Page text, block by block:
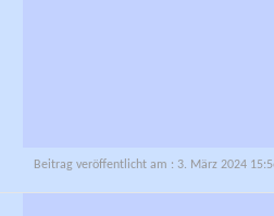
Beitrag veröffentlicht am : 3. März 2024